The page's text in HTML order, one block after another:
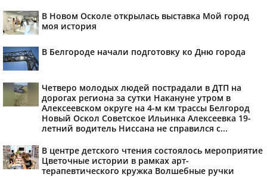
В Новом Осколе открылась выставка Мой город
моя история
В Белгороде начали подготовку ко Дню города
Четверо молодых людей пострадали в ДТП на
дорогах региона за сутки Накануне утром в
Алексеевском округе на 4-м км трассы Белгород
Новый Оскол Советское Ильинка Алексеевка 19-
летний водитель Ниссана не справился с...
В центре детского чтения состоялось мероприятие
Цветочные истории в рамках арт-
терапевтического кружка Волшебные ручки